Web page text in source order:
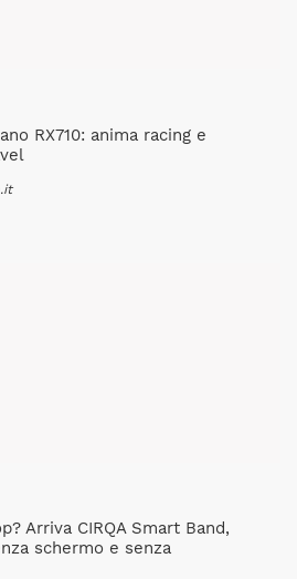
RX710: anima racing e
Arriva CIRQA Smart Band,
schermo e senza